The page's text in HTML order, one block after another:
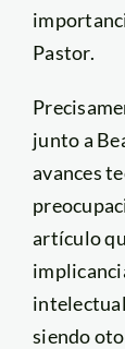
Pastor.
junto a
avances
artículo
siendo